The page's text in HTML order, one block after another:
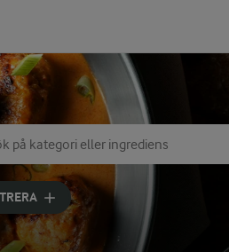
på kategori eller ingrediens
in sökord för att få förslag